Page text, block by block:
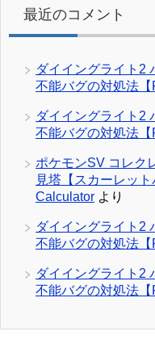
最近のコメント
ダイイングライト2
不能バグの対処法【
ダイイングライト2
不能バグの対処法【
ポケモンSV コレク
見塔【スカーレット
Calculator より
ダイイングライト2
不能バグの対処法【
ダイイングライト2
不能バグの対処法【